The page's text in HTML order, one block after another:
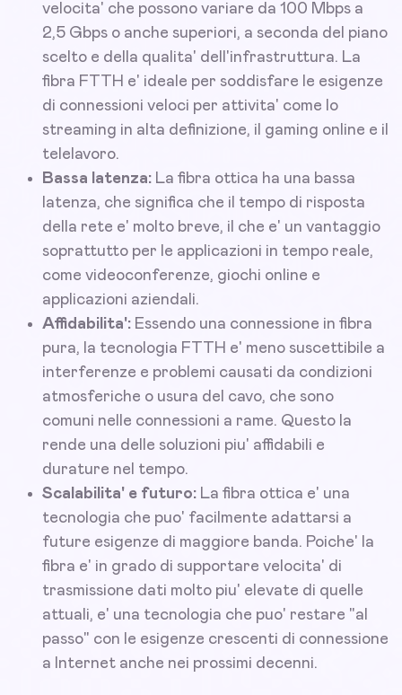
velocita' che possono variare da 100 Mbps a
2,5 Gbps o anche superiori, a seconda del piano
scelto e della qualita' dell'infrastruttura. La
fibra FTTH e' ideale per soddisfare le esigenze
di connessioni veloci per attivita' come lo
streaming in alta definizione, il gaming online e il
telelavoro.
Bassa latenza: La fibra ottica ha una bassa
latenza, che significa che il tempo di risposta
della rete e' molto breve, il che e' un vantaggio
soprattutto per le applicazioni in tempo reale,
come videoconferenze, giochi online e
applicazioni aziendali.
Affidabilita': Essendo una connessione in fibra
pura, la tecnologia FTTH e' meno suscettibile a
interferenze e problemi causati da condizioni
atmosferiche o usura del cavo, che sono
comuni nelle connessioni a rame. Questo la
rende una delle soluzioni piu' affidabili e
durature nel tempo.
Scalabilita' e futuro: La fibra ottica e' una
tecnologia che puo' facilmente adattarsi a
future esigenze di maggiore banda. Poiche' la
fibra e' in grado di supportare velocita' di
trasmissione dati molto piu' elevate di quelle
attuali, e' una tecnologia che puo' restare "al
passo" con le esigenze crescenti di connessione
a Internet anche nei prossimi decenni.